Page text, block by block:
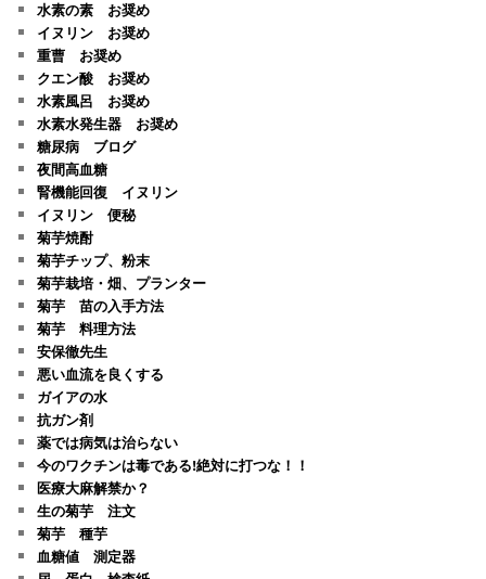
水素の素 お奨め
イヌリン お奨め
重曹 お奨め
クエン酸 お奨め
水素風呂 お奨め
水素水発生器 お奨め
糖尿病 ブログ
夜間高血糖
腎機能回復 イヌリン
イヌリン 便秘
菊芋焼酎
菊芋チップ、粉末
菊芋栽培・畑、プランター
菊芋 苗の入手方法
菊芋 料理方法
安保徹先生
悪い血流を良くする
ガイアの水
抗ガン剤
薬では病気は治らない
今のワクチンは毒である!絶対に打つな！！
医療大麻解禁か？
生の菊芋 注文
菊芋 種芋
血糖値 測定器